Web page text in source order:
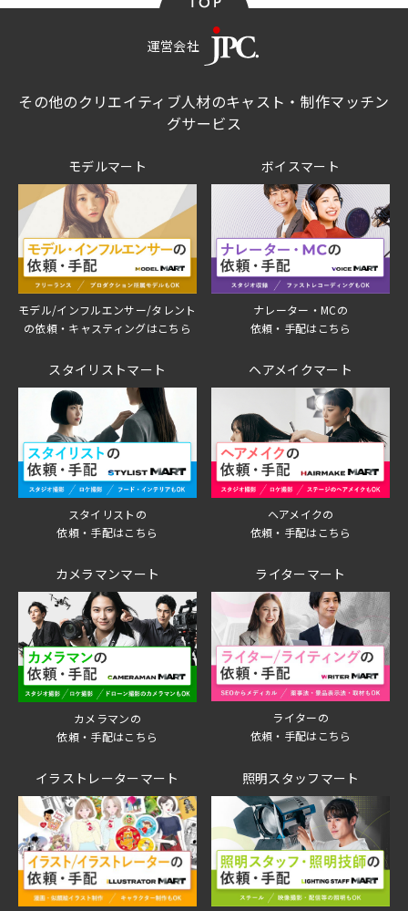
運営会社
その他のクリエイティブ人材のキャスト・制作マッチン
グサービス
モデルマート
モデル/インフルエンサー/タレント
の依頼・キャスティングはこちら
ボイスマート
ナレーター・MCの
依頼・手配はこちら
スタイリストマート
スタイリストの
依頼・手配はこちら
ヘアメイクマート
ヘアメイクの
依頼・手配はこちら
カメラマンマート
カメラマンの
依頼・手配はこちら
ライターマート
ライターの
依頼・手配はこちら
イラストレーターマート 照明スタッフマート